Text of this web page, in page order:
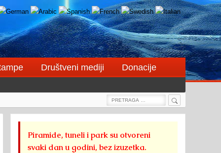
Društveni mediji
Donacije
Search
Search
Piramide, tuneli i park su otvoreni
svaki dan u godini, bez izuzetka.